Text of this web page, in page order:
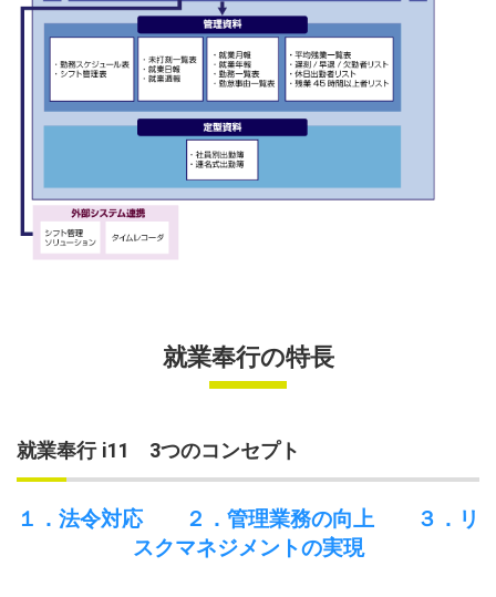
就業奉行の特長
就業奉行 i11 3つのコンセプト
１．法令対応 ２．管理業務の向上 ３．リ
スクマネジメントの実現